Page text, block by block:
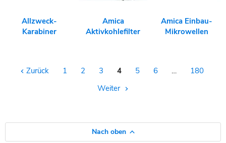
Allzweck-
Karabiner
Amica
Aktivkohlefilter
Amica Einbau-
Mikrowellen
Zurück 1 2 3 4 5 6 …
180
Weiter
Nach oben